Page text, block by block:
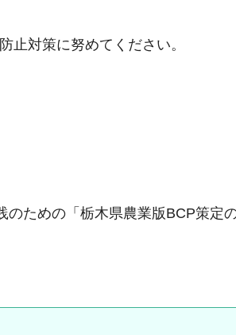
止対策に努めてください。
ための「栃木県農業版BCP策定の